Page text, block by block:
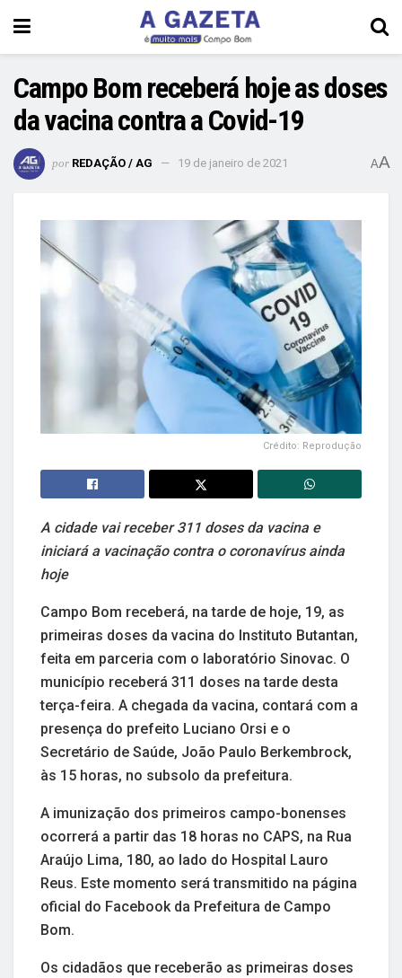
Campo Bom receberá hoje as doses
da vacina contra a Covid-19
por REDAÇÃO / AG 19 de janeiro de 2021 AA
Crédito: Reprodução
A cidade vai receber 311 doses da vacina e
iniciará a vacinação contra o coronavírus ainda
hoje
Campo Bom receberá, na tarde de hoje, 19, as
primeiras doses da vacina do Instituto Butantan,
feita em parceria com o laboratório Sinovac. O
município receberá 311 doses na tarde desta
terça-feira. A chegada da vacina, contará com a
presença do prefeito Luciano Orsi e o
Secretário de Saúde, João Paulo Berkembrock,
às 15 horas, no subsolo da prefeitura.
A imunização dos primeiros campo-bonenses
ocorrerá a partir das 18 horas no CAPS, na Rua
Araújo Lima, 180, ao lado do Hospital Lauro
Reus. Este momento será transmitido na página
oficial do Facebook da Prefeitura de Campo
Bom.
Os cidadãos que receberão as primeiras doses